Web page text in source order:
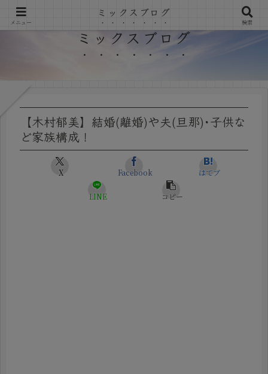
ミックスブログ
【木村郁美】結婚(離婚)や夫(旦那)･子供な
ど家族構成！
X Facebook はてブ
LINE コピー
メニュー
ミックスブログ
検索